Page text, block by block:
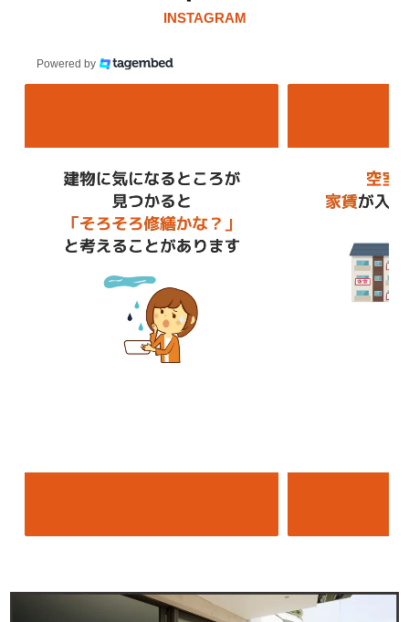
INSTAGRAM
Powered by